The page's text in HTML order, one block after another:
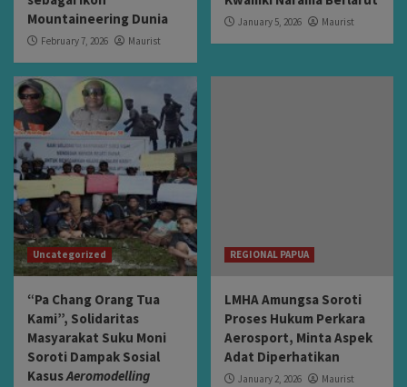
Mountaineering Dunia
February 7, 2026 Maurist
January 5, 2026 Maurist
Uncategorized
“Pa Chang Orang Tua
Kami”, Solidaritas
Masyarakat Suku Moni
Soroti Dampak Sosial
KasusAeromodelling
REGIONAL PAPUA
LMHA Amungsa Soroti
Proses Hukum Perkara
Aerosport, Minta Aspek
Adat Diperhatikan
January 2, 2026 Maurist